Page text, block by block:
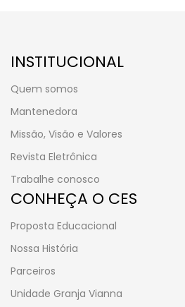
INSTITUCIONAL
Quem somos
Mantenedora
Missão, Visão e Valores
Revista Eletrônica
Trabalhe conosco
CONHEÇA O CES
Proposta Educacional
Nossa História
Parceiros
Unidade Granja Vianna